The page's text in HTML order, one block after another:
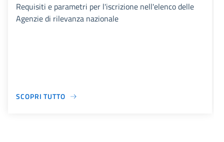
Requisiti e parametri per l'iscrizione nell'elenco delle
Agenzie di rilevanza nazionale
SCOPRI TUTTO